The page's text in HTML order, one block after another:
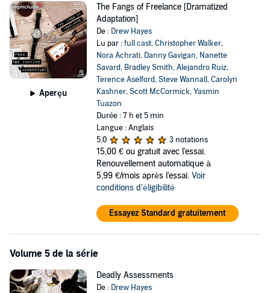
Aperçu
The Fangs of Freelance [Dramatized
Adaptation]
De : Drew Hayes
Lu par :full cast,Christopher Walker,
Nora Achrati, Danny Gavigan, Nanette
Savard, Bradley Smith,Alejandro Ruiz,
Terence Aselford,Steve Wannall,Carolyn
Kashner,Scott McCormick,Yasmin
Tuazon
Durée : 7 h et 5 min
Langue : Anglais
5,0
3 notations
15,00 € ou gratuit avec l'essai.
Renouvellement automatique à
5,99 €/mois après l'essai. Voir
conditions d'éligibilité
Essayez Standard gratuitement
Volume 5 de la série
Deadly Assessments
De : Drew Hayes